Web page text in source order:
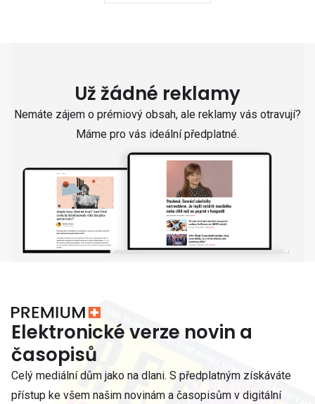
Už žádné reklamy
Nemáte zájem o prémiový obsah, ale reklamy vás otravují?
Máme pro vás ideální předplatné.
Elektronické verze novin a
časopisů
Celý mediální dům jako na dlani. S předplatným získáváte
přístup ke všem našim novinám a časopisům v digitální